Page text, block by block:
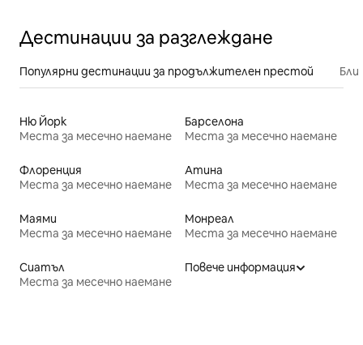
Дестинации за разглеждане
Популярни дестинации за продължителен престой
Ню Йорк
Места за месечно наемане
Барселона
Места за месечно наемане
Флоренция
Места за месечно наемане
Атина
Места за месечно наемане
Маями
Места за месечно наемане
Монреал
Места за месечно наемане
Сиатъл
Места за месечно наемане
Повече информация